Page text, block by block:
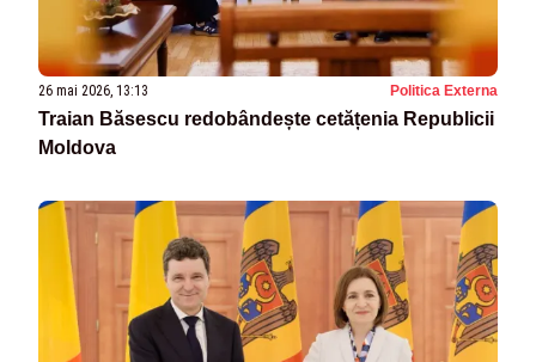
26 mai 2026, 13:13 Politica Externa
Traian Băsescu redobândește cetățenia Republicii
Moldova